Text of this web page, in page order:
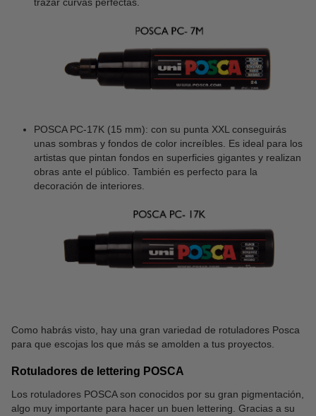
POSCA PC-17K (15 mm): con su punta XXL conseguirás
unas sombras y fondos de color increíbles. Es ideal para los
artistas que pintan fondos en superficies gigantes y realizan
obras ante el público. También es perfecto para la
decoración de interiores.
Como habrás visto, hay una gran variedad de rotuladores Posca
para que escojas los que más se amolden a tus proyectos.
Rotuladores de lettering POSCA
Los rotuladores POSCA son conocidos por su gran pigmentación,
algo muy importante para hacer un buen lettering. Gracias a su